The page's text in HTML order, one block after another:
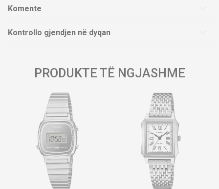
Komente
Kontrollo gjendjen në dyqan
PRODUKTE TË NGJASHME